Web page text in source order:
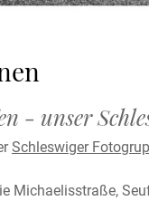
- unser
Schleswiger
Michaelisstraße,